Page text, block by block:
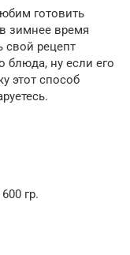
готовить
зимнее время
свой рецепт
блюда, ну если его
этот способ
гр.